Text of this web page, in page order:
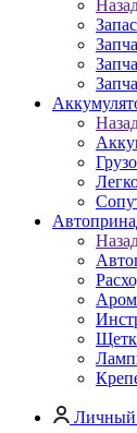
Личный